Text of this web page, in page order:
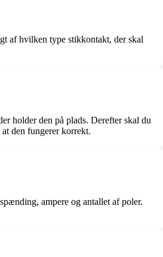
af hvilken type stikkontakt, der skal
holder den på plads. Derefter skal du
den fungerer korrekt.
ampere og antallet af poler.